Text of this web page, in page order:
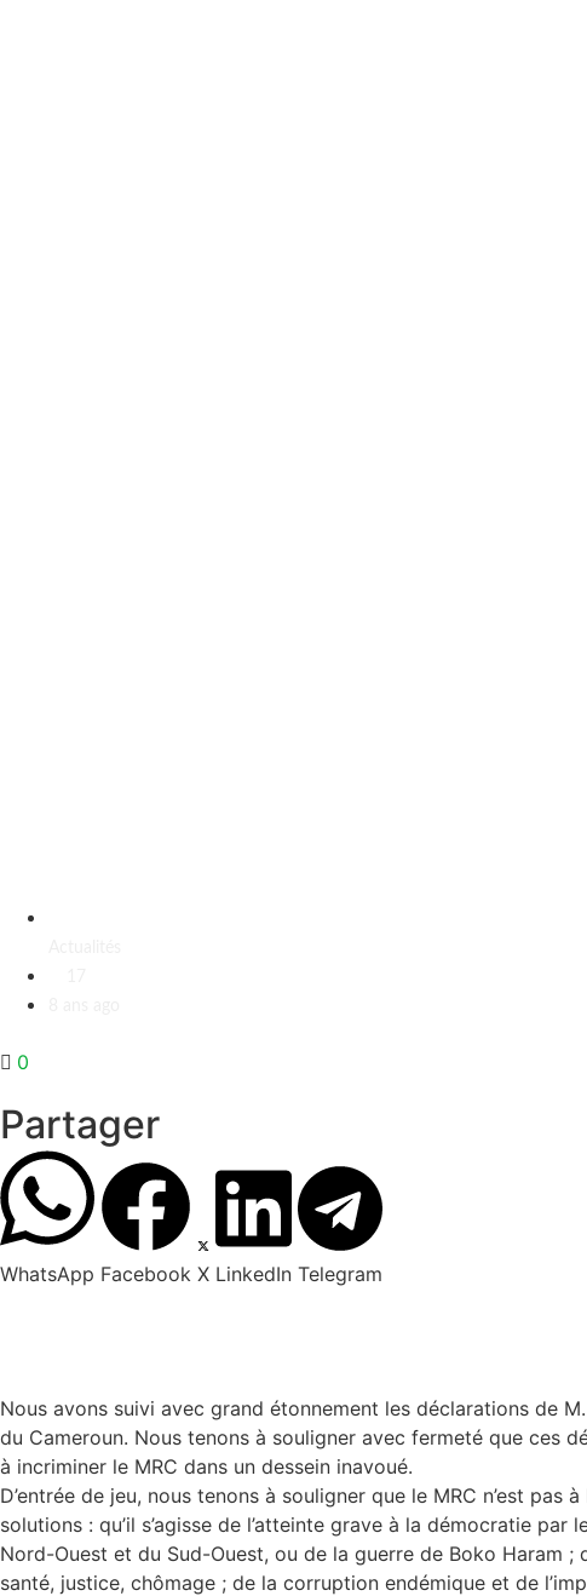
0
Partager
WhatsApp Facebook X LinkedIn Telegram
Nous avons suivi avec grand étonnement les déclarations de
du Cameroun. Nous tenons à souligner avec fermeté que ces
à incriminer le MRC dans un dessein inavoué.
D’entrée de jeu, nous tenons à souligner que le MRC n’est
solutions : qu’il s’agisse de l’atteinte grave à la démocratie
Nord-Ouest et du Sud-Ouest, ou de la guerre de Boko Haram
santé, justice, chômage ; de la corruption endémique et de